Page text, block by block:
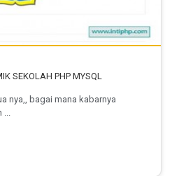
SEKOLAH PHP MYSQL
nya,, bagai mana kabarnya
...